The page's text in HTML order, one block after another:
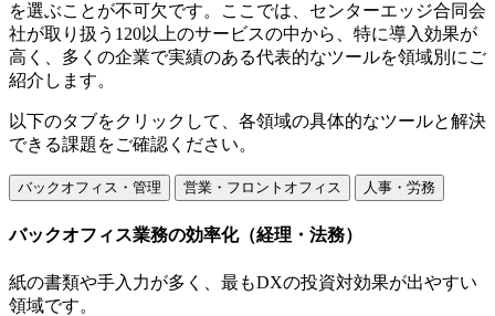
を選ぶことが不可欠です。ここでは、センターエッジ合同会
社が取り扱う120以上のサービスの中から、特に導入効果が
高く、多くの企業で実績のある代表的なツールを領域別にご
紹介します。
以下のタブをクリックして、各領域の具体的なツールと解決
できる課題をご確認ください。
バックオフィス・管理 営業・フロントオフィス 人事・労務
バックオフィス業務の効率化（経理・法務）
紙の書類や手入力が多く、最もDXの投資対効果が出やすい
領域です。